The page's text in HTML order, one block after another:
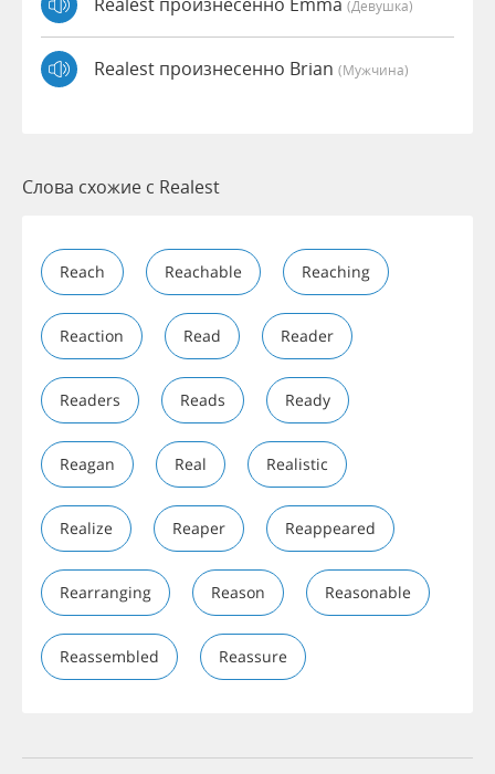
(девушка)
Realest произнесенно Brian (мужчина)
Слова схожие с Realest
Reach Reachable Reaching
Reaction Read Reader
Readers Reads Ready
Reagan Real Realistic
Realize Reaper Reappeared
Rearranging Reason Reasonable
Reassembled Reassure